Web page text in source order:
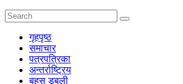
गृहपृष्‍ठ
समाचार
पत्रपत्रिका
अन्तर्राष्ट्रिय
बहस डबली